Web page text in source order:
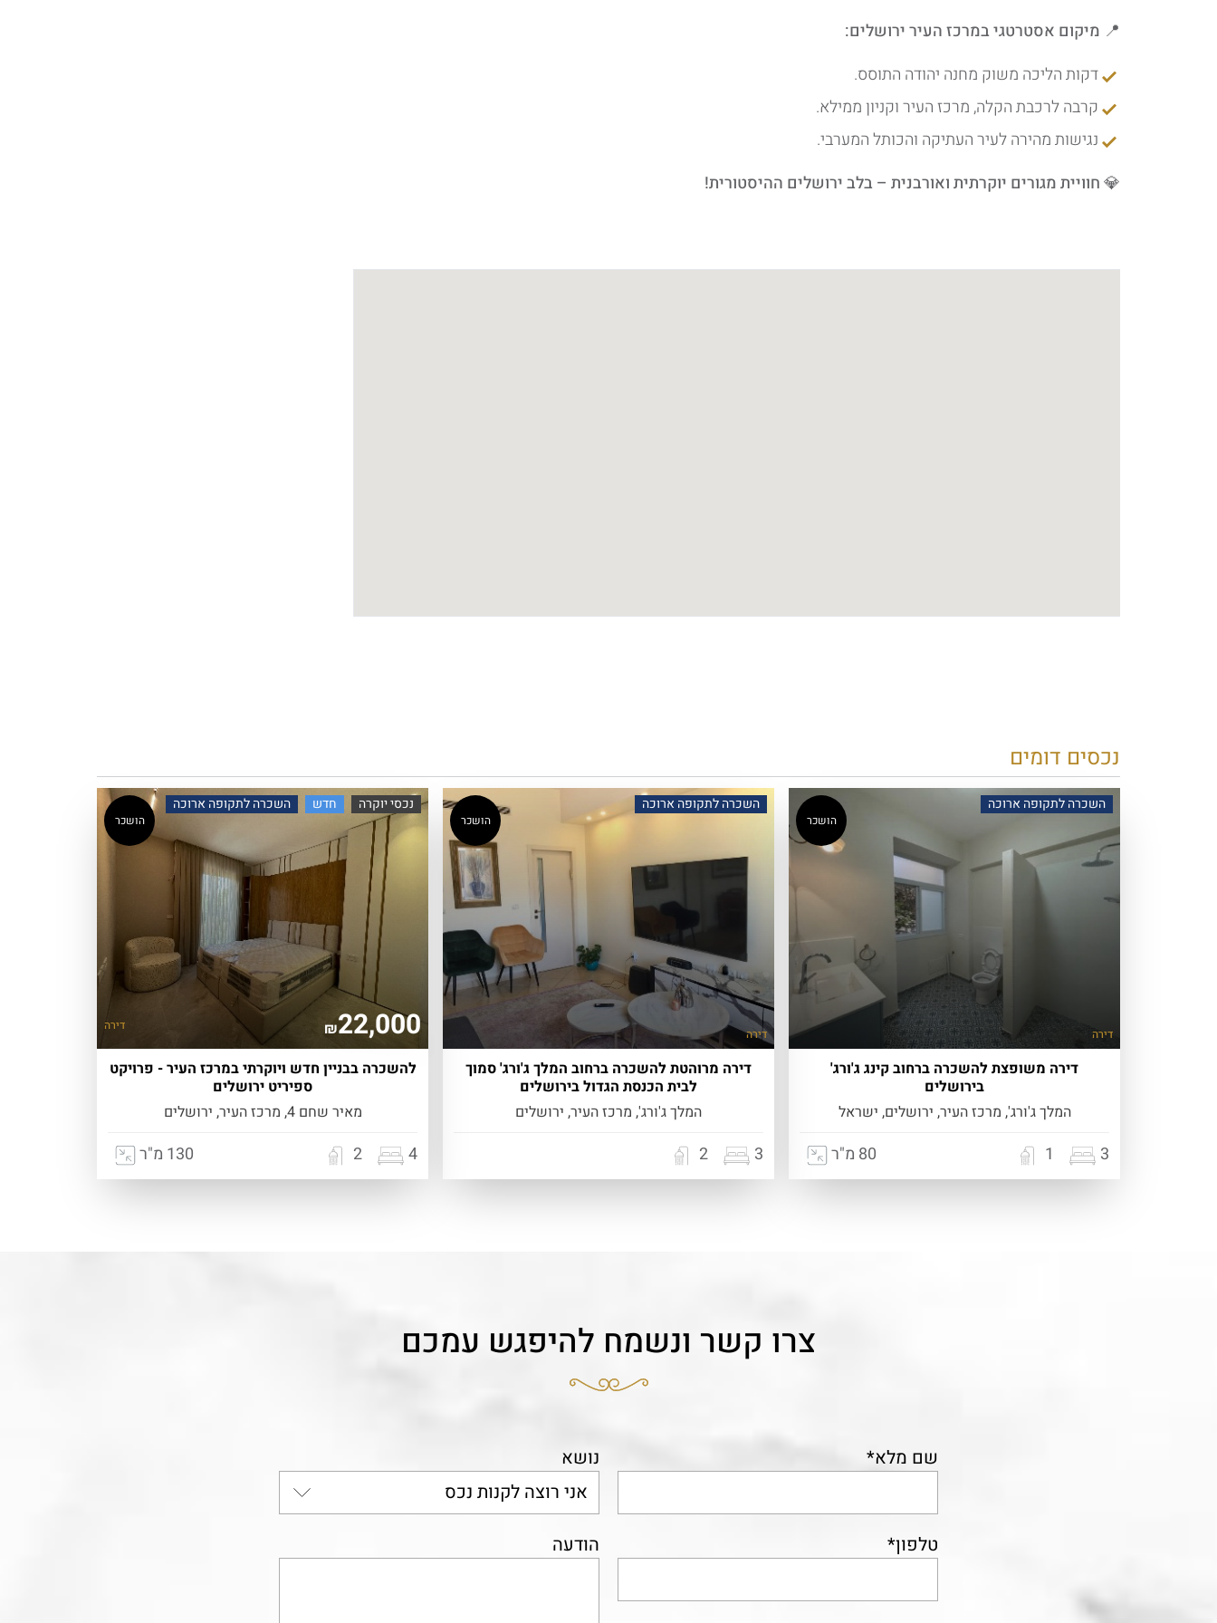
📍 מיקום אסטרטגי במרכז העיר ירושלים:
דקות הליכה משוק מחנה יהודה התוסס.
קרבה לרכבת הקלה, מרכז העיר וקניון ממילא.
נגישות מהירה לעיר העתיקה והכותל המערבי.
💎חוויית מגורים יוקרתית ואורבנית – בלב ירושלים ההיסטורית!
נכסים דומים
השכרה לתקופה ארוכה
הושכר
דירה
דירה משופצת להשכרה ברחוב קינג ג'ורג'
בירושלים
המלך ג'ורג', מרכז העיר, ירושלים, ישראל
3
1 80 מ"ר
השכרה לתקופה ארוכה
הושכר
דירה
דירה מרוהטת להשכרה ברחוב המלך ג'ורג' סמוך
לבית הכנסת הגדול בירושלים
המלך ג'ורג', מרכז העיר, ירושלים
3
2
נכסי יוקרה חדש השכרה לתקופה ארוכה
הושכר
₪22,000 דירה
להשכרה בבניין חדש ויוקרתי במרכז העיר - פרויקט
ספיריט ירושלים
מאיר שחם 4, מרכז העיר, ירושלים
4
2 130 מ"ר
צרו קשר ונשמח להיפגש עמכם
שם מלא*
טלפון*
נושא
הודעה